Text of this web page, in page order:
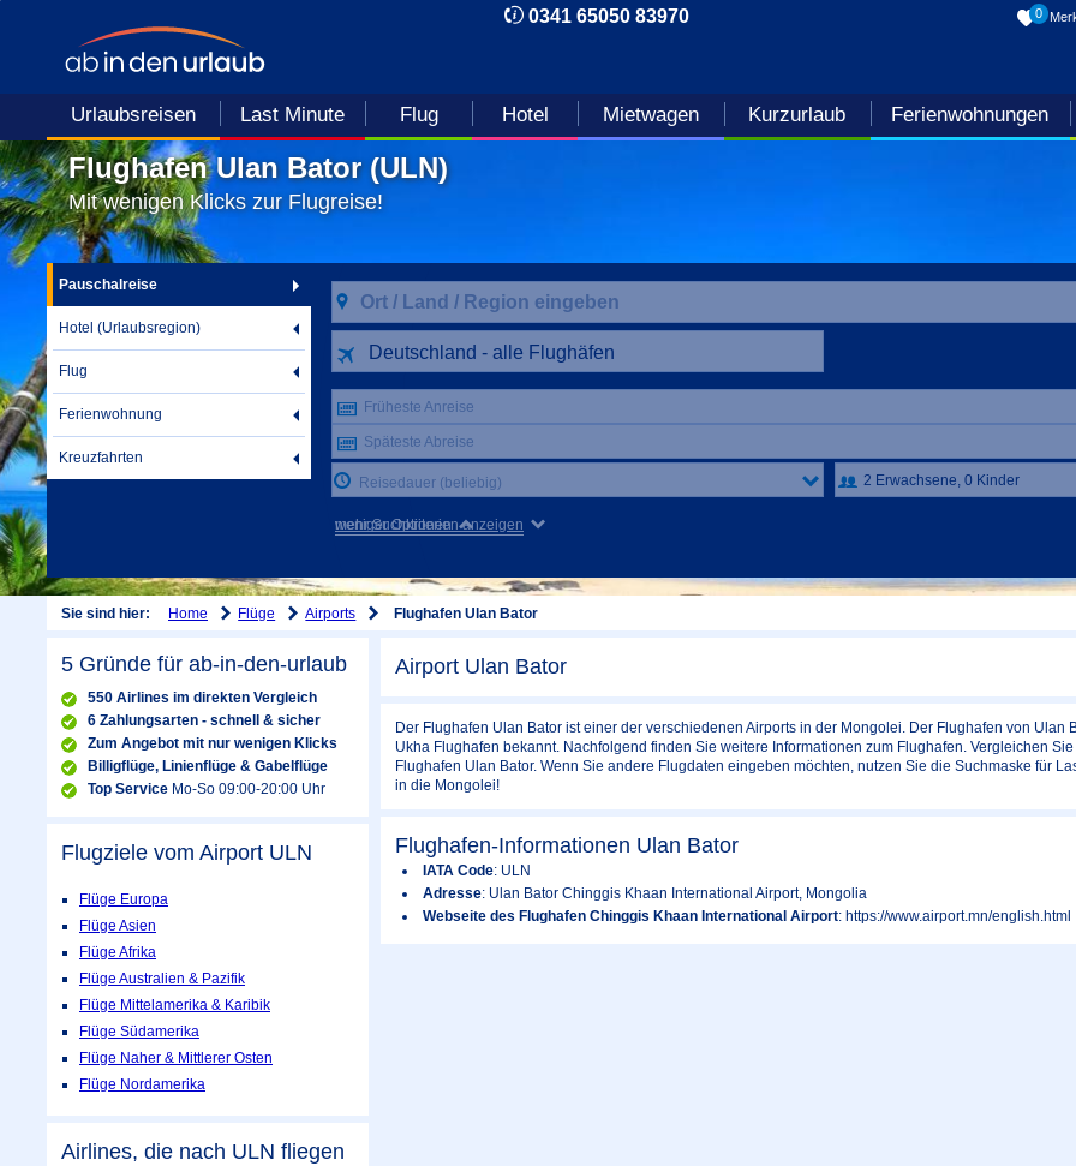
0341 65050 83970
Urlaubsreisen Last Minute Flug Hotel Mietwagen Kurzurlaub Ferienwohnungen
0
Flughafen Ulan Bator (ULN)
Mit wenigen Klicks zur Flugreise!
Pauschalreise
Hotel (Urlaubsregion)
Flug
Ferienwohnung
Kreuzfahrten
Deutschland - alle Flughäfen
Früheste Anreise
Späteste Abreise
Reisedauer (beliebig)
mehr Suchkriterien anzeigen
weniger Optionen
Sie sind hier: Home Flüge Airports Flughafen Ulan Bator
Airport Ulan Bator
Der Flughafen Ulan Bator ist einer der verschiedenen Airports in der Mongolei. Der Flughafen von Ulan
Ukha Flughafen bekannt. Nachfolgend finden Sie weitere Informationen zum Flughafen. Vergleichen
Flughafen Ulan Bator. Wenn Sie andere Flugdaten eingeben möchten, nutzen Sie die Suchmaske für
in die Mongolei!
Flughafen-Informationen Ulan Bator
IATA Code: ULN
Adresse: Ulan Bator Chinggis Khaan International Airport, Mongolia
Webseite des Flughafen Chinggis Khaan International Airport: https://www.airport.mn/english.html
5 Gründe für ab-in-den-urlaub
550 Airlines im direkten Vergleich
6 Zahlungsarten - schnell & sicher
Zum Angebot mit nur wenigen Klicks
Billigflüge, Linienflüge & Gabelflüge
Top Service Mo-So 09:00-20:00 Uhr
Flugziele vom Airport ULN
Flüge Europa
Flüge Asien
Flüge Afrika
Flüge Australien & Pazifik
Flüge Mittelamerika & Karibik
Flüge Südamerika
Flüge Naher & Mittlerer Osten
Flüge Nordamerika
Airlines, die nach ULN fliegen